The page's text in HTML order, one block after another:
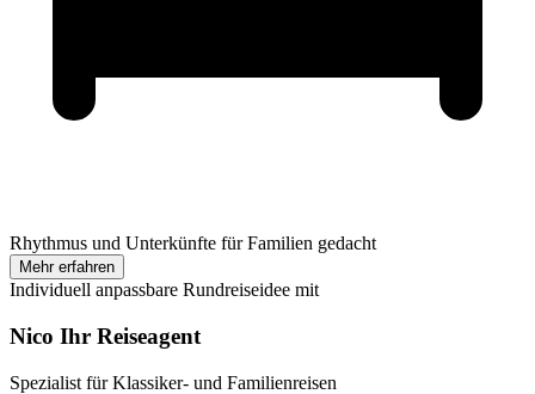
Rhythmus und Unterkünfte für Familien gedacht
Mehr erfahren
Individuell anpassbare Rundreiseidee mit
Nico Ihr Reiseagent
Spezialist für Klassiker- und Familienreisen